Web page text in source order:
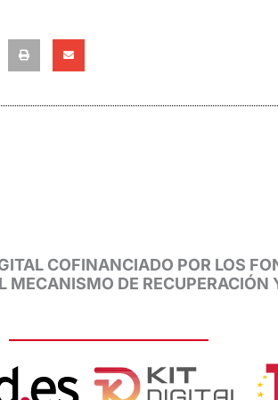
COFINANCIADO POR LOS
MECANISMO DE RECUPERACIÓN